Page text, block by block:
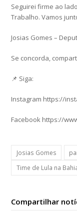
Seguirei firme ao
Trabalho. Vamos
Josias Gomes –
Se concorda,
📌 Siga:
Instagram https://
Facebook https://
Josias Gomes
Time de Lula na
Compartilhar